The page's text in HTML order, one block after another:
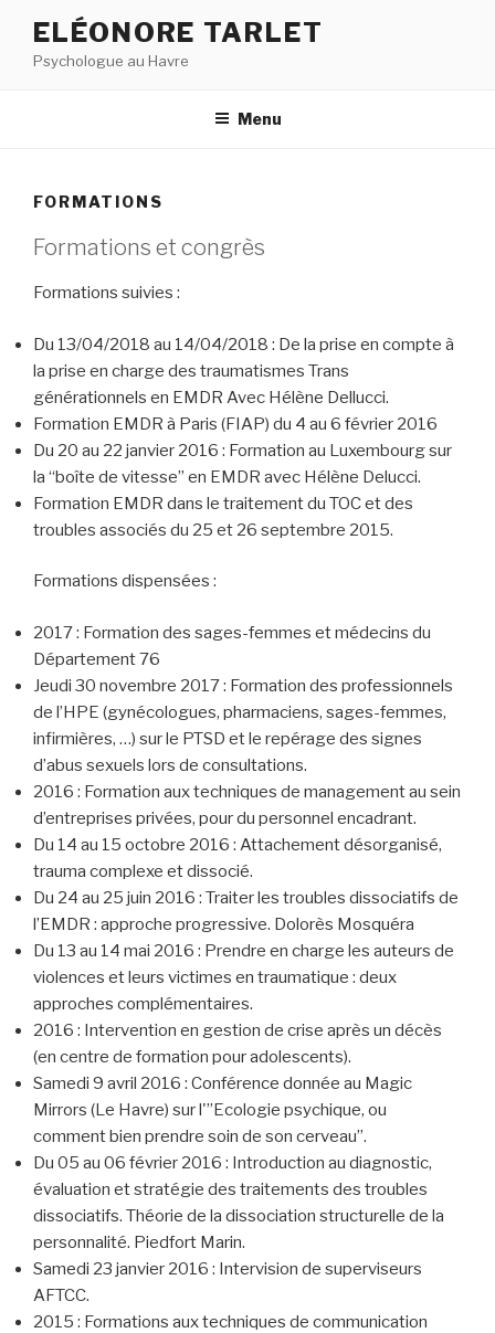
contenu
ELÉONORE TARLET
Psychologue au Havre
Menu
FORMATIONS
Formations et congrès
Formations suivies :
Du 13/04/2018 au 14/04/2018 : De la prise en compte à
la prise en charge des traumatismes Trans
générationnels en EMDR Avec Hélène Dellucci.
Formation EMDR à Paris (FIAP) du 4 au 6 février 2016
Du 20 au 22 janvier 2016 : Formation au Luxembourg sur
la “boîte de vitesse” en EMDR avec Hélène Delucci.
Formation EMDR dans le traitement du TOC et des
troubles associés du 25 et 26 septembre 2015.
Formations dispensées :
2017 : Formation des sages-femmes et médecins du
Département 76
Jeudi 30 novembre 2017 : Formation des professionnels
de l’HPE (gynécologues, pharmaciens, sages-femmes,
infirmières, …) sur le PTSD et le repérage des signes
d’abus sexuels lors de consultations.
2016 : Formation aux techniques de management au sein
d’entreprises privées, pour du personnel encadrant.
Du 14 au 15 octobre 2016 : Attachement désorganisé,
trauma complexe et dissocié.
Du 24 au 25 juin 2016 : Traiter les troubles dissociatifs de
l’EMDR : approche progressive. Dolorès Mosquéra
Du 13 au 14 mai 2016 : Prendre en charge les auteurs de
violences et leurs victimes en traumatique : deux
approches complémentaires.
2016 : Intervention en gestion de crise après un décès
(en centre de formation pour adolescents).
Samedi 9 avril 2016 : Conférence donnée au Magic
Mirrors (Le Havre) sur l'”Ecologie psychique, ou
comment bien prendre soin de son cerveau”.
Du 05 au 06 février 2016 : Introduction au diagnostic,
évaluation et stratégie des traitements des troubles
dissociatifs. Théorie de la dissociation structurelle de la
personnalité. Piedfort Marin.
Samedi 23 janvier 2016 : Intervision de superviseurs
AFTCC.
2015 : Formations aux techniques de communication